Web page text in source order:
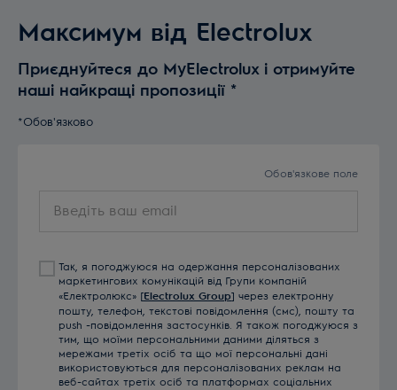
Максимум від Electrolux
Приєднуйтеся до MyElectrolux і отримуйте
наші найкращі пропозиції *
*Обов'язково
Обов'язкове поле
Так, я погоджуюся на одержання персоналізованих
маркетингових комунікацій від Групи компаній
«Електролюкс» [Electrolux Group] через електронну
пошту, телефон, текстові повідомлення (смс), пошту та
push -повідомлення застосунків. Я також погоджуюся з
тим, що моїми персональними даними діляться з
мережами третіх осіб та що мої персональні дані
використовуються для персоналізованих реклам на
веб-сайтах третіх осіб та платформах соціальних